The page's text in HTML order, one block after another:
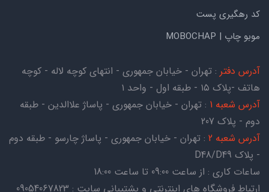
کد رهگیری پست
موبو چاپ | MOBOCHAP
آدرس دفتر : تهران - خیابان جمهوری - انتهای کوچه لاله - کوچه
هاتف -پلاک ۱۵ - طبقه اول - واحد ۱
آدرس شعبه 1
: تهران - خیابان جمهوری - پاساژ علاالدین - طبقه
دوم - پلاک 207
آدرس شعبه 2
: تهران - خیابان جمهوری - پاساژ چارسو - طبقه دوم
- پلاک D48/D49
ساعات کاری : از ساعت 09:00 تا ساعت 18:00
ارتباط فروشگاه های اینترنتی و پشتیبانی سایت : 09054067823